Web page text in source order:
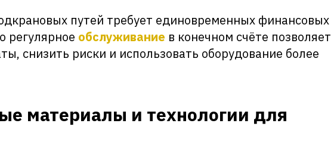
путей требует единовременных финансовых
регулярное обслуживание в конечном счёте позволяет
снизить риски и использовать оборудование более
материалы и технологии для